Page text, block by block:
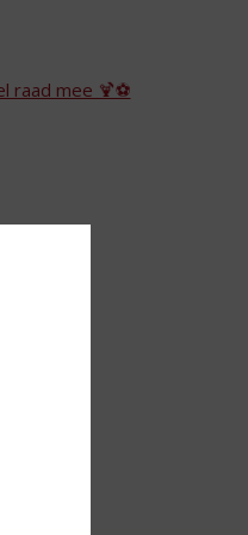
raad mee 🍹⚽